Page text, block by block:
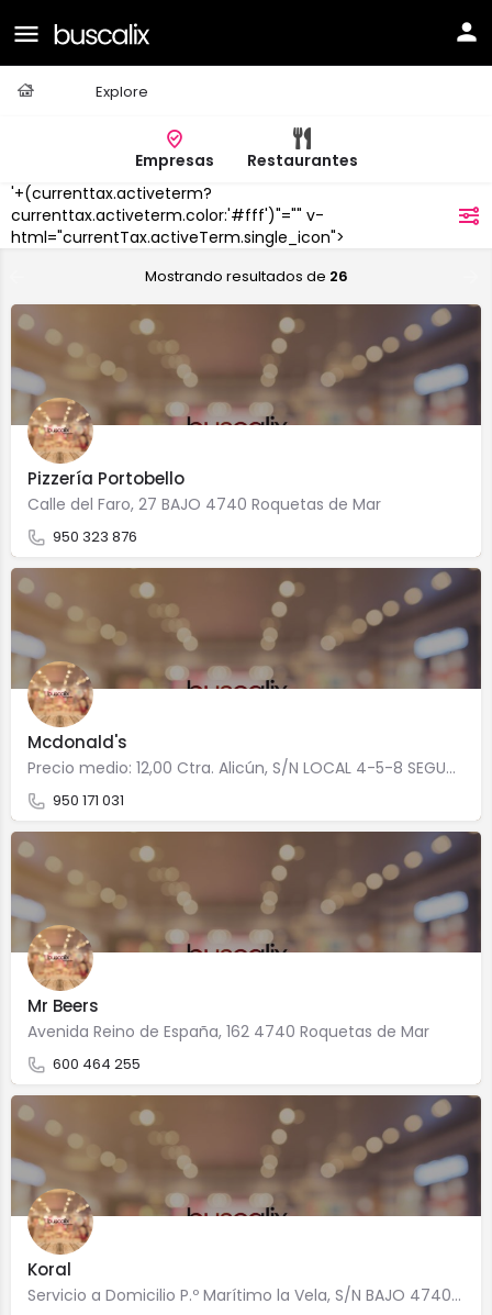
Explore
Empresas
Restaurantes
'+(currenttax.activeterm?
currenttax.activeterm.color:'#fff')"="" v-
html="currentTax.activeTerm.single_icon">
Roquetas
Mostrando resultados de 26
Pizzería Portobello
Calle del Faro, 27 BAJO 4740 Roquetas de Mar
950 323 876
Mcdonald's
Precio medio: 12,00 Ctra. Alicún, S/N LOCAL 4-5-8 SEGUNDA PLANTA 4740 Roquetas de Mar
950 171 031
Mr Beers
Avenida Reino de España, 162 4740 Roquetas de Mar
600 464 255
Koral
Servicio a Domicilio P.º Marítimo la Vela, S/N BAJO 4740 Roquetas de Mar